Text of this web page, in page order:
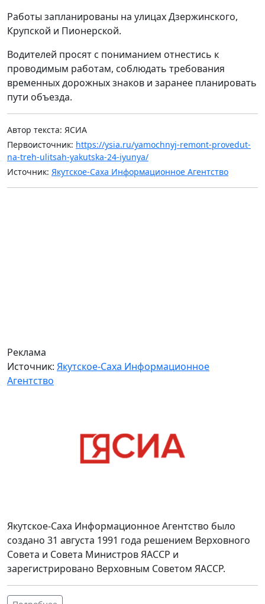
Работы запланированы на улицах Дзержинского,
Крупской и Пионерской.
Водителей просят с пониманием отнестись к
проводимым работам, соблюдать требования
временных дорожных знаков и заранее планировать
пути объезда.
Автор текста: ЯСИА
Первоисточник: https://ysia.ru/yamochnyj-remont-provedut-
na-treh-ulitsah-yakutska-24-iyunya/
Источник: Якутское-Саха Информационное Агентство
Реклама
Источник: Якутское-Саха Информационное
Агентство
Якутское-Саха Информационное Агентство было
создано 31 августа 1991 года решением Верховного
Совета и Совета Министров ЯАССР и
зарегистрировано Верховным Советом ЯАССР.